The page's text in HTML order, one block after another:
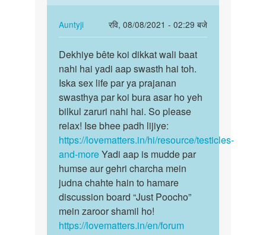
एक…
by
Auntyji
mahila…
Auntyji
रवि, 08/08/2021 - 02:29 बजे
In
reply
to
Ek
andkosh
h
Kya
mai
mahila…
by
Chhote
raja
Dekhiye
bête
koi
dikkat
wali…
Dekhiye bête koi dikkat wali baat
nahi hai yadi aap swasth hai toh.
Iska sex life par ya prajanan
swasthya par koi bura asar ho yeh
bilkul zaruri nahi hai. So please
relax! Ise bhee padh lijiye:
https://lovematters.in/hi/resource/testicles-
and-moreYadi aap is mudde par
humse aur gehri charcha mein
judna chahte hain to hamare
discussion board “Just Poocho”
mein zaroor shamil ho!
https://lovematters.in/en/forum